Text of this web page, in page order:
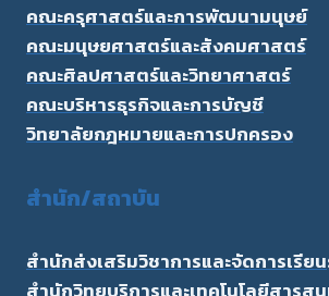
คณะครุศาสตร์และการพัฒนามนุษย์
คณะมนุษยศาสตร์และสังคมศาสตร์
คณะศิลปศาสตร์และวิทยาศาสตร์
คณะบริหารธุรกิจและการบัญชี
วิทยาลัยกฎหมายและการปกครอง
สำนัก/สถาบัน
สำนักส่งเสริมวิชาการและจัดการเรี
สำนักวิทยบริการและเทคโนโลยีสารส